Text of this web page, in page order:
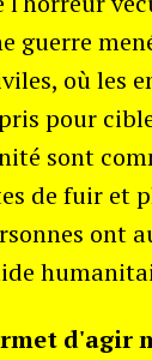
guerre
où les
pour
sont
de fuir et
ont
d'agir